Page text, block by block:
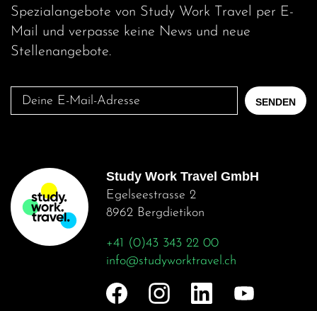
Spezialangebote von Study Work Travel per E-
Mail und verpasse keine News und neue
Stellenangebote.
Deine
E-
SENDEN
Study Work Travel GmbH
Egelseestrasse 2
8962 Bergdietikon
+41 (0)43 343 22 00
info@studyworktravel.ch